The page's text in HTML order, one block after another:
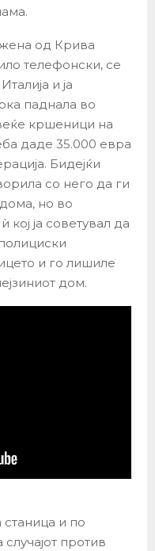
од Крива
телефонски, се
и ја
паднала во
кршеници на
даде 35.000 евра
Бидејќи
со него да ги
но во
кој ја советувал да
и го лишиле
дом.
и по
против